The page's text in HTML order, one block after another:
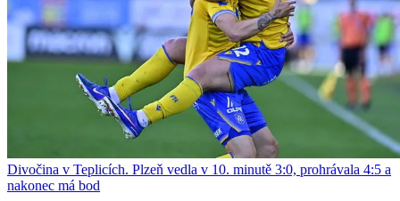
Divočina v Teplicích. Plzeň vedla v 10. minutě 3:0, prohrávala 4:5 a
nakonec má bod